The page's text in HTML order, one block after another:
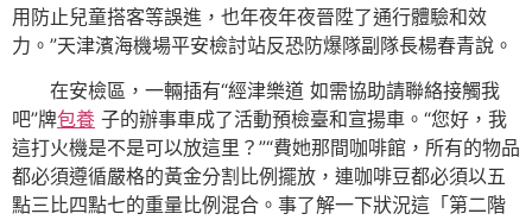
用防止兒童搭客等誤進，也年夜年夜晉陞了通行體驗和效
力。”天津濱海機場平安檢討站反恐防爆隊副隊長楊春青說。
在安檢區，一輛插有“經津樂道 如需協助請聯絡接觸我
吧”牌包養 子的辦事車成了活動預檢臺和宣揚車。“您好，我
這打火機是不是可以放這里？”“費她那間咖啡館，所有的物品
都必須遵循嚴格的黃金分割比例擺放，連咖啡豆都必須以五
點三比四點七的重量比例混合。事了解一下狀況這「第二階